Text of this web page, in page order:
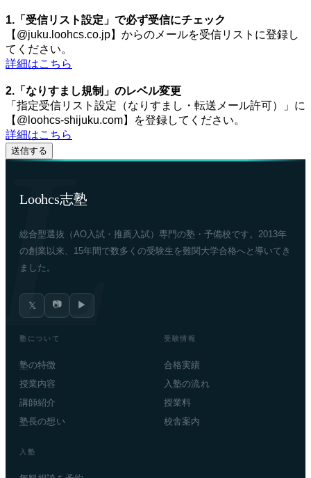
1.「受信リスト設定」で必ず受信にチェック
【@juku.loohcs.co.jp】からのメールを受信リストに登録し
てください。
詳細はこちら
2.「なりすまし規制」のレベル変更
「指定受信リスト設定（なりすまし・転送メール許可）」に
【@loohcs-shijuku.com】を登録してください。
詳細はこちら
Loohcs志塾
総合型選抜（AO入試・推薦入試）専門の塾・予備校です。2013年
の創業以来、15年間で数多くの受験生を難関大学合格へと導いてき
ました。
𝕏 📷 ▶
塾について
塾の特徴
授業内容
講師紹介
塾長の想い
受験情報
合格実績
入塾の流れ
授業料
校舎案内
入塾